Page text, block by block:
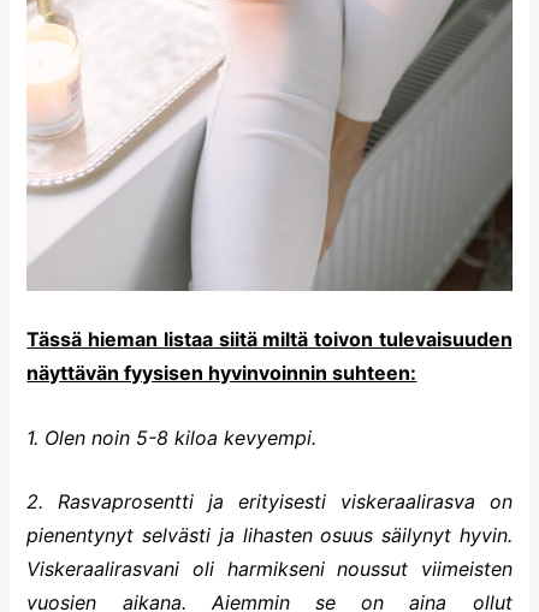
Tässä hieman listaa siitä miltä toivon tulevaisuuden
näyttävän fyysisen hyvinvoinnin suhteen:
1. Olen noin 5-8 kiloa kevyempi.
2. Rasvaprosentti ja erityisesti viskeraalirasva on
pienentynyt selvästi ja lihasten osuus säilynyt hyvin.
Viskeraalirasvani oli harmikseni noussut viimeisten
vuosien aikana. Aiemmin se on aina ollut